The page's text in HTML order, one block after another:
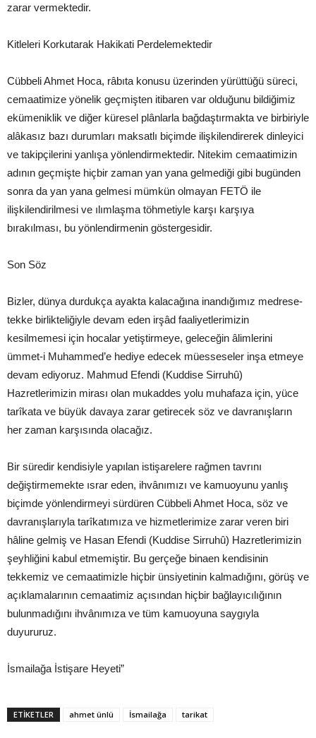
zarar vermektedir.
Kitleleri Korkutarak Hakikati Perdelemektedir
Cübbeli Ahmet Hoca, râbıta konusu üzerinden yürüttüğü süreci,
cemaatimize yönelik geçmişten itibaren var olduğunu bildiğimiz
ekümeniklik ve diğer küresel plânlarla bağdaştırmakta ve birbiriyle
alâkasız bazı durumları maksatlı biçimde ilişkilendirerek dinleyici
ve takipçilerini yanlışa yönlendirmektedir. Nitekim cemaatimizin
adının geçmişte hiçbir zaman yan yana gelmediği gibi bugünden
sonra da yan yana gelmesi mümkün olmayan FETÖ ile
ilişkilendirilmesi ve ılımlaşma töhmetiyle karşı karşıya
bırakılması, bu yönlendirmenin göstergesidir.
Son Söz
Bizler, dünya durdukça ayakta kalacağına inandığımız medrese-
tekke birlikteliğiyle devam eden irşâd faaliyetlerimizin
kesilmemesi için hocalar yetiştirmeye, geleceğin âlimlerini
ümmet-i Muhammed’e hediye edecek müesseseler inşa etmeye
devam ediyoruz. Mahmud Efendi (Kuddise Sirruhû)
Hazretlerimizin mirası olan mukaddes yolu muhafaza için, yüce
tarîkata ve büyük davaya zarar getirecek söz ve davranışların
her zaman karşısında olacağız.
Bir süredir kendisiyle yapılan istişarelere rağmen tavrını
değiştirmemekte ısrar eden, ihvânımızı ve kamuoyunu yanlış
biçimde yönlendirmeyi sürdüren Cübbeli Ahmet Hoca, söz ve
davranışlarıyla tarîkatımıza ve hizmetlerimize zarar veren biri
hâline gelmiş ve Hasan Efendi (Kuddise Sirruhû) Hazretlerimizin
şeyhliğini kabul etmemiştir. Bu gerçeğe binaen kendisinin
tekkemiz ve cemaatimizle hiçbir ünsiyetinin kalmadığını, görüş ve
açıklamalarının cemaatimiz açısından hiçbir bağlayıcılığının
bulunmadığını ihvânımıza ve tüm kamuoyuna saygıyla
duyururuz.
İsmailağa İstişare Heyeti”
ETIKETLER ahmet ünlü İsmailağa tarikat